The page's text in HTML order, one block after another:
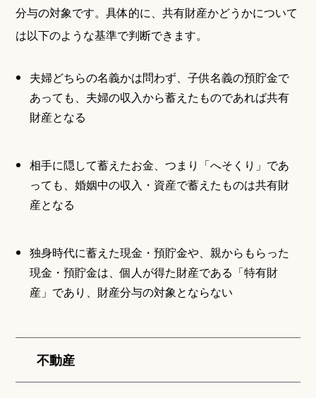
分与の対象です。具体的に、共有財産かどうかについて
は以下のような基準で判断できます。
夫婦どちらの名義かは問わず、子供名義の預貯金で
あっても、夫婦の収入から蓄えたものであれば共有
財産となる
相手に隠して蓄えたお金、つまり「へそくり」であ
っても、婚姻中の収入・資産で蓄えたものは共有財
産となる
独身時代に蓄えた現金・預貯金や、親からもらった
現金・預貯金は、個人が得た財産である「特有財
産」であり、財産分与の対象とならない
不動産